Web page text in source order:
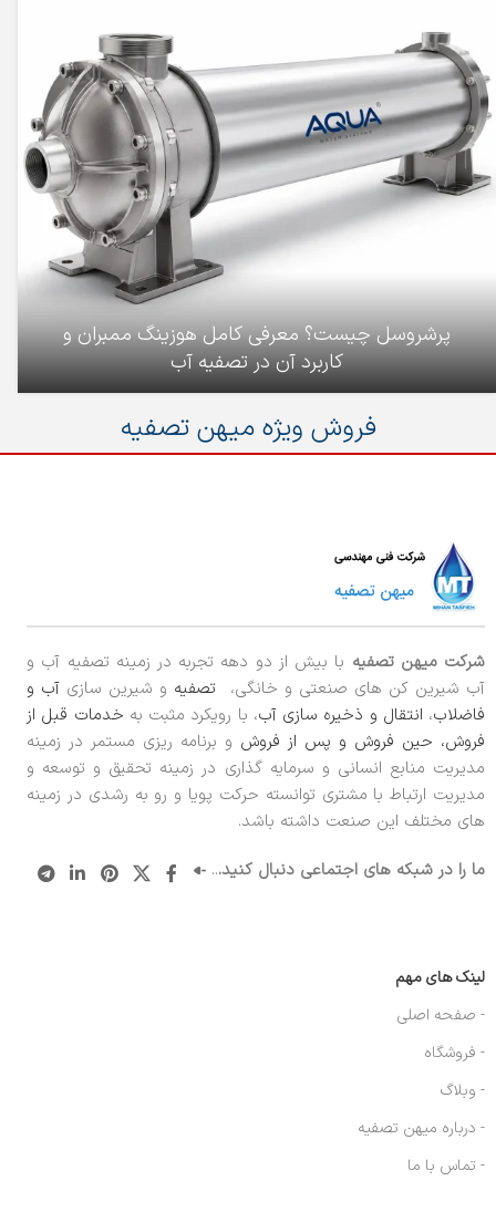
پرشروسل چیست؟ معرفی کامل هوزینگ ممبران و
کاربرد آن در تصفیه آب
فروش ویژه میهن تصفیه
شرکت میهن تصفیه با بیش از دو دهه تجربه در زمینه تصفیه آب و
آب شیرین کن های صنعتی و خانگی،
تصفیه و شیرین سازی آب و
فاضلاب، انتقال و ذخیره سازی آب، با رویکرد مثبت به خدمات قبل از
فروش، حین فروش و پس از فروش و برنامه ریزی مستمر در زمینه
مدیریت منابع انسانی و سرمایه گذاری در زمینه تحقیق و توسعه و
مدیریت ارتباط با مشتری توانسته حرکت پویا و رو به رشدی در زمینه
های مختلف این صنعت داشته باشد.
ما را در شبکه های اجتماعی دنبال کنید...
لینک های مهم
- صفحه اصلی
- فروشگاه
- وبلاگ
- درباره میهن تصفیه
- تماس با ما